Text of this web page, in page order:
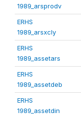
1989_arsprodv
ERHS
1989_arsxcly
ERHS
1989_assetars
ERHS
1989_assetdeb
ERHS
1989_assetdin